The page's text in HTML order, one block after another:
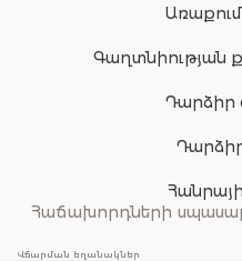
Գաղտնիության
Դարձիր
Հաճախորդների
Վճարման եղանակներ